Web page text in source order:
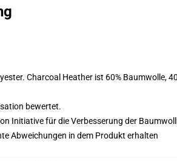
Charcoal Heather ist 60% Baumwolle,
bewertet.
Initiative für die Verbesserung der
Abweichungen in dem Produkt erhalten